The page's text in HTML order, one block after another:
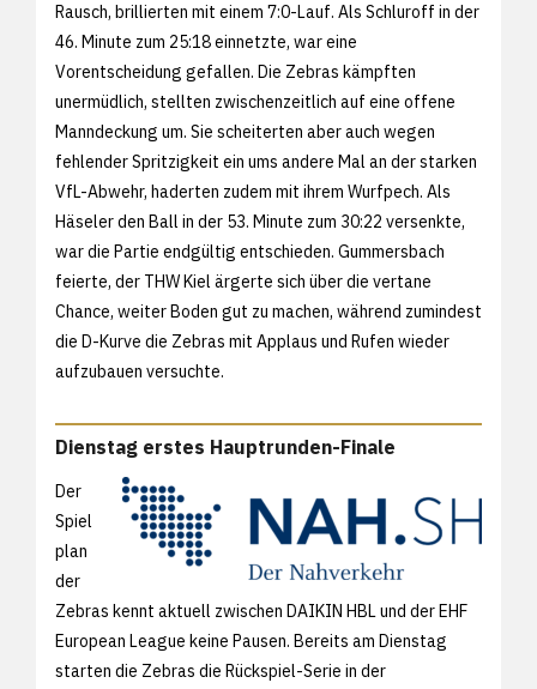
Rausch, brillierten mit einem 7:0-Lauf. Als Schluroff in der
46. Minute zum 25:18 einnetzte, war eine
Vorentscheidung gefallen. Die Zebras kämpften
unermüdlich, stellten zwischenzeitlich auf eine offene
Manndeckung um. Sie scheiterten aber auch wegen
fehlender Spritzigkeit ein ums andere Mal an der starken
VfL-Abwehr, haderten zudem mit ihrem Wurfpech. Als
Häseler den Ball in der 53. Minute zum 30:22 versenkte,
war die Partie endgültig entschieden. Gummersbach
feierte, der THW Kiel ärgerte sich über die vertane
Chance, weiter Boden gut zu machen, während zumindest
die D-Kurve die Zebras mit Applaus und Rufen wieder
aufzubauen versuchte.
Dienstag erstes Hauptrunden-Finale
Der
Spiel
plan
der
Zebras kennt aktuell zwischen DAIKIN HBL und der EHF
European League keine Pausen. Bereits am Dienstag
starten die Zebras die Rückspiel-Serie in der